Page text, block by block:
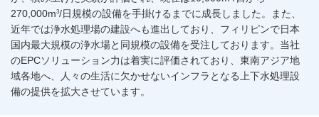
270,000m3/日規模の設備を手掛けるまでに成長しました。また、
近年では浄水処理場の建設へも進出しており、フィリピンで日本
国内最大規模の浄水場と同規模の設備を受注しております。当社
のEPCソリューション力は着実に評価されており、東南アジア地
域各地へ、人々の生活に欠かせないインフラとなる上下水処理設
備の提供を拡大させています。